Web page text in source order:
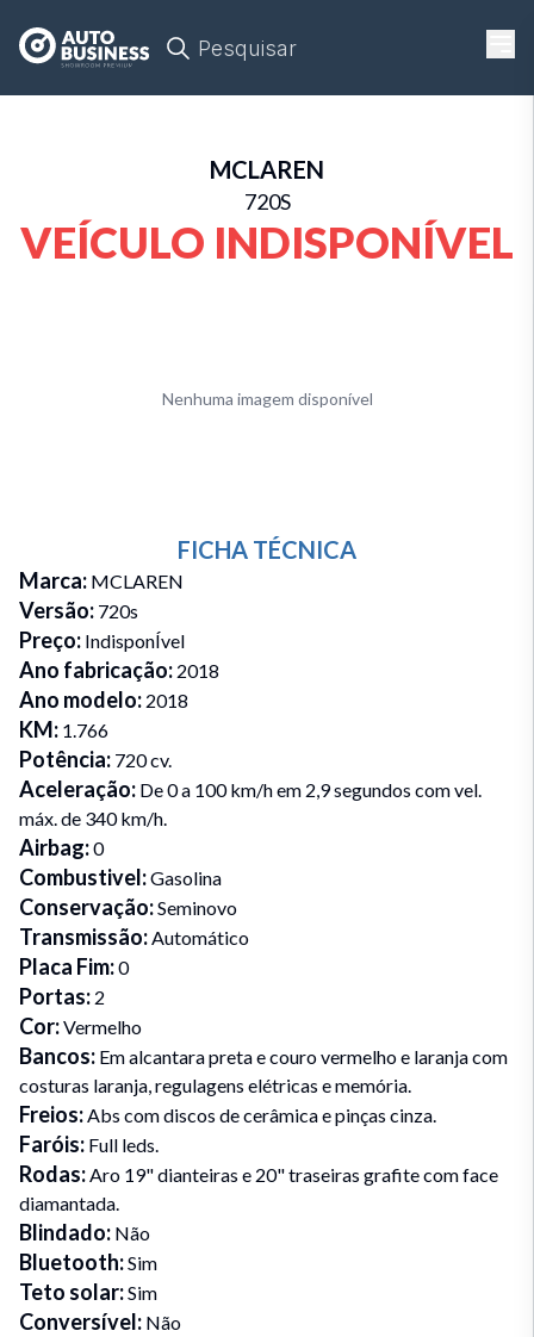
Pesquisar
MCLAREN
720S
VEÍCULO INDISPONÍVEL
Nenhuma imagem disponível
FICHA TÉCNICA
Marca: MCLAREN
Versão: 720s
Preço: IndisponÍvel
Ano fabricação: 2018
Ano modelo: 2018
KM: 1.766
Potência: 720 cv.
Aceleração: De 0 a 100 km/h em 2,9 segundos com vel.
máx. de 340 km/h.
Airbag:0
Combustivel:Gasolina
Conservação:Seminovo
Transmissão:Automático
Placa Fim:0
Portas: 2
Cor:Vermelho
Bancos: Em alcantara preta e couro vermelho e laranja com
costuras laranja, regulagens elétricas e memória.
Freios:Abs com discos de cerâmica e pinças cinza.
Faróis: Full leds.
Rodas:Aro 19" dianteiras e 20" traseiras grafite com face
diamantada.
Blindado: Não
Bluetooth:Sim
Teto solar:Sim
Conversível: Não